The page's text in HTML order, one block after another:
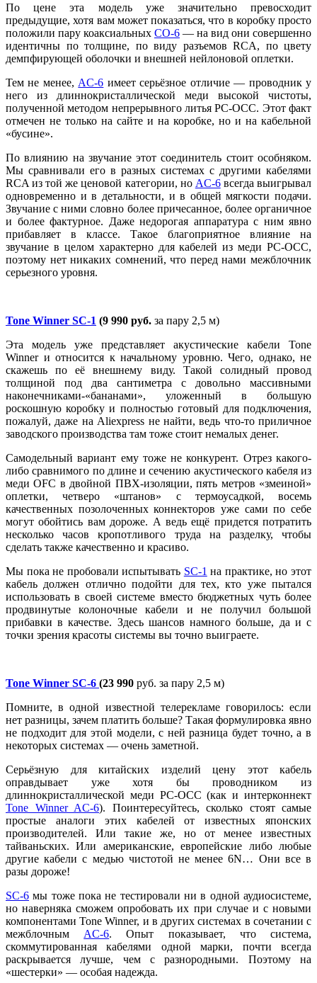
По цене эта модель уже значительно превосходит
предыдущие, хотя вам может показаться, что в коробку просто
положили пару коаксиальных CO-6 — на вид они совершенно
идентичны по толщине, по виду разъемов RCA, по цвету
демпфирующей оболочки и внешней нейлоновой оплетки.
Тем не менее, AC-6 имеет серьёзное отличие — проводник у
него из длиннокристаллической меди высокой чистоты,
полученной методом непрерывного литья PC-OCC. Этот факт
отмечен не только на сайте и на коробке, но и на кабельной
«бусине».
По влиянию на звучание этот соединитель стоит особняком.
Мы сравнивали его в разных системах с другими кабелями
RCA из той же ценовой категории, но AC-6всегда выигрывал
одновременно и в детальности, и в общей мягкости подачи.
Звучание с ними словно более причесанное, более органичное
и более фактурное. Даже недорогая аппаратура с ним явно
прибавляет в классе. Такое благоприятное влияние на
звучание в целом характерно для кабелей из меди PC-OCC,
поэтому нет никаких сомнений, что перед нами межблочник
серьезного уровня.
Tone Winner SC-1 (9 990 руб. за пару 2,5 м)
Эта модель уже представляет акустические кабели Tone
Winner и относится к начальному уровню. Чего, однако, не
скажешь по её внешнему виду. Такой солидный провод
толщиной под два сантиметра с довольно массивными
наконечниками-«бананами», уложенный в большую
роскошную коробку и полностью готовый для подключения,
пожалуй, даже на Aliexpress не найти, ведь что-то приличное
заводского производства там тоже стоит немалых денег.
Самодельный вариант ему тоже не конкурент. Отрез какого-
либо сравнимого по длине и сечению акустического кабеля из
меди OFC в двойной ПВХ-изоляции, пять метров «змеиной»
оплетки, четверо «штанов» с термоусадкой, восемь
качественных позолоченных коннекторов уже сами по себе
могут обойтись вам дороже. А ведь ещё придется потратить
несколько часов кропотливого труда на разделку, чтобы
сделать также качественно и красиво.
Мы пока не пробовали испытывать SC-1 на практике, но этот
кабель должен отлично подойти для тех, кто уже пытался
использовать в своей системе вместо бюджетных чуть более
продвинутые колоночные кабели и не получил большой
прибавки в качестве. Здесь шансов намного больше, да и с
точки зрения красоты системы вы точно выиграете.
Tone Winner SC-6 (23 990 руб. за пару 2,5 м)
Помните, в одной известной телерекламе говорилось: если
нет разницы, зачем платить больше? Такая формулировка явно
не подходит для этой модели, с ней разница будет точно, а в
некоторых системах — очень заметной.
Серьёзную для китайских изделий цену этот кабель
оправдывает уже хотя бы проводником из
длиннокристаллической меди PC-OCC (как и интерконнект
Tone Winner AC-6). Поинтересуйтесь, сколько стоят самые
простые аналоги этих кабелей от известных японских
производителей. Или такие же, но от менее известных
тайваньских. Или американские, европейские либо любые
другие кабели с медью чистотой не менее 6N… Они все в
разы дороже!
SC-6 мы тоже пока не тестировали ни в одной аудиосистеме,
но наверняка сможем опробовать их при случае и с новыми
компонентами Tone Winner, и в других системах в сочетании с
межблочным AC-6. Опыт показывает, что система,
скоммутированная кабелями одной марки, почти всегда
раскрывается лучше, чем с разнородными. Поэтому на
«шестерки» — особая надежда.